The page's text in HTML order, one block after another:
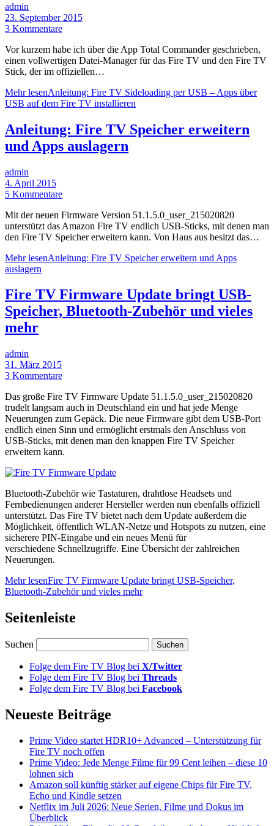
admin
23. September 2015
3 Kommentare
Vor kurzem habe ich über die App Total Commander geschrieben,
einen vollwertigen Datei-Manager für das Fire TV und den Fire TV
Stick, der im offiziellen…
Mehr lesenAnleitung: Fire TV Sideloading per USB – Apps über
USB auf dem Fire TV installieren
Anleitung: Fire TV Speicher erweitern
und Apps auslagern
admin
4. April 2015
5 Kommentare
Mit der neuen Firmware Version 51.1.5.0_user_215020820
unterstützt das Amazon Fire TV endlich USB-Sticks, mit denen man
den Fire TV Speicher erweitern kann. Von Haus aus besitzt das…
Mehr lesenAnleitung: Fire TV Speicher erweitern und Apps
auslagern
Fire TV Firmware Update bringt USB-
Speicher, Bluetooth-Zubehör und vieles
mehr
admin
31. März 2015
3 Kommentare
Das große Fire TV Firmware Update 51.1.5.0_user_215020820
trudelt langsam auch in Deutschland ein und hat jede Menge
Neuerungen zum Gepäck. Die neue Firmware gibt dem USB-Port
endlich einen Sinn und ermöglicht erstmals den Anschluss von
USB-Sticks, mit denen man den knappen Fire TV Speicher
erweitern kann.
Bluetooth-Zubehör wie Tastaturen, drahtlose Headsets und
Fernbedienungen anderer Hersteller werden nun ebenfalls offiziell
unterstützt. Das Fire TV bietet nach dem Update außerdem die
Möglichkeit, öffentlich WLAN-Netze und Hotspots zu nutzen, eine
sicherere PIN-Eingabe und ein neues Menü für
verschiedene Schnellzugriffe. Eine Übersicht der zahlreichen
Neuerungen.
Mehr lesenFire TV Firmware Update bringt USB-Speicher,
Bluetooth-Zubehör und vieles mehr
Seitenleiste
Suchen
Folge dem Fire TV Blog bei X/Twitter
Folge dem Fire TV Blog bei Threads
Folge dem Fire TV Blog bei Facebook
Neueste Beiträge
Prime Video startet HDR10+ Advanced – Unterstützung für
Fire TV noch offen
Prime Video: Jede Menge Filme für 99 Cent leihen – diese 10
lohnen sich
Amazon soll künftig stärker auf eigene Chips für Fire TV,
Echo und Kindle setzen
Netflix im Juli 2026: Neue Serien, Filme und Dokus im
Überblick